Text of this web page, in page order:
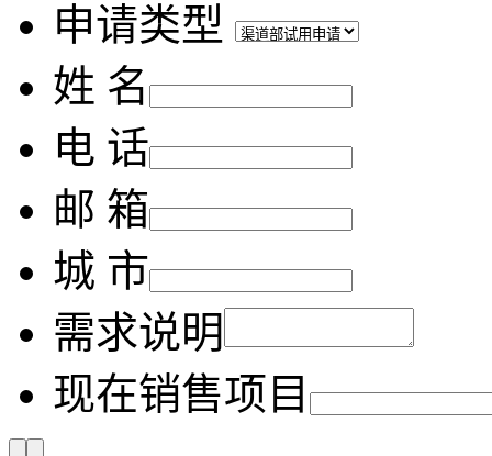
申请类型
姓 名
电 话
邮 箱
城 市
需求说明
现在销售项目